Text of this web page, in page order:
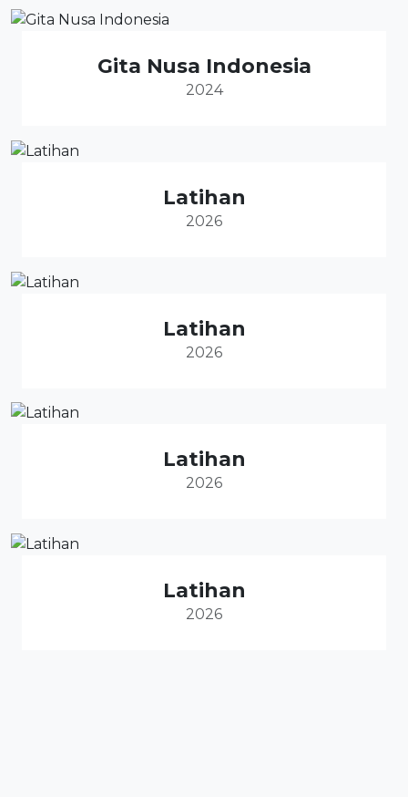
Gita Nusa Indonesia
2024
Latihan
2026
Latihan
2026
Latihan
2026
Latihan
2026